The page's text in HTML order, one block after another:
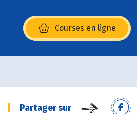
Courses en ligne
(s’ouvre dans une nouvelle
Partager sur